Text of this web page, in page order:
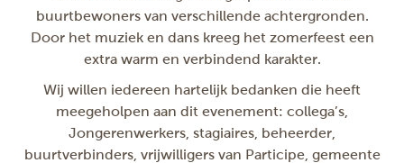
buurtbewoners van verschillende achtergronden.
Door het muziek en dans kreeg het zomerfeest een
extra warm en verbindend karakter.
Wij willen iedereen hartelijk bedanken die heeft
meegeholpen aan dit evenement: collega’s,
Jongerenwerkers, stagiaires, beheerder,
buurtverbinders, vrijwilligers van Participe, gemeente